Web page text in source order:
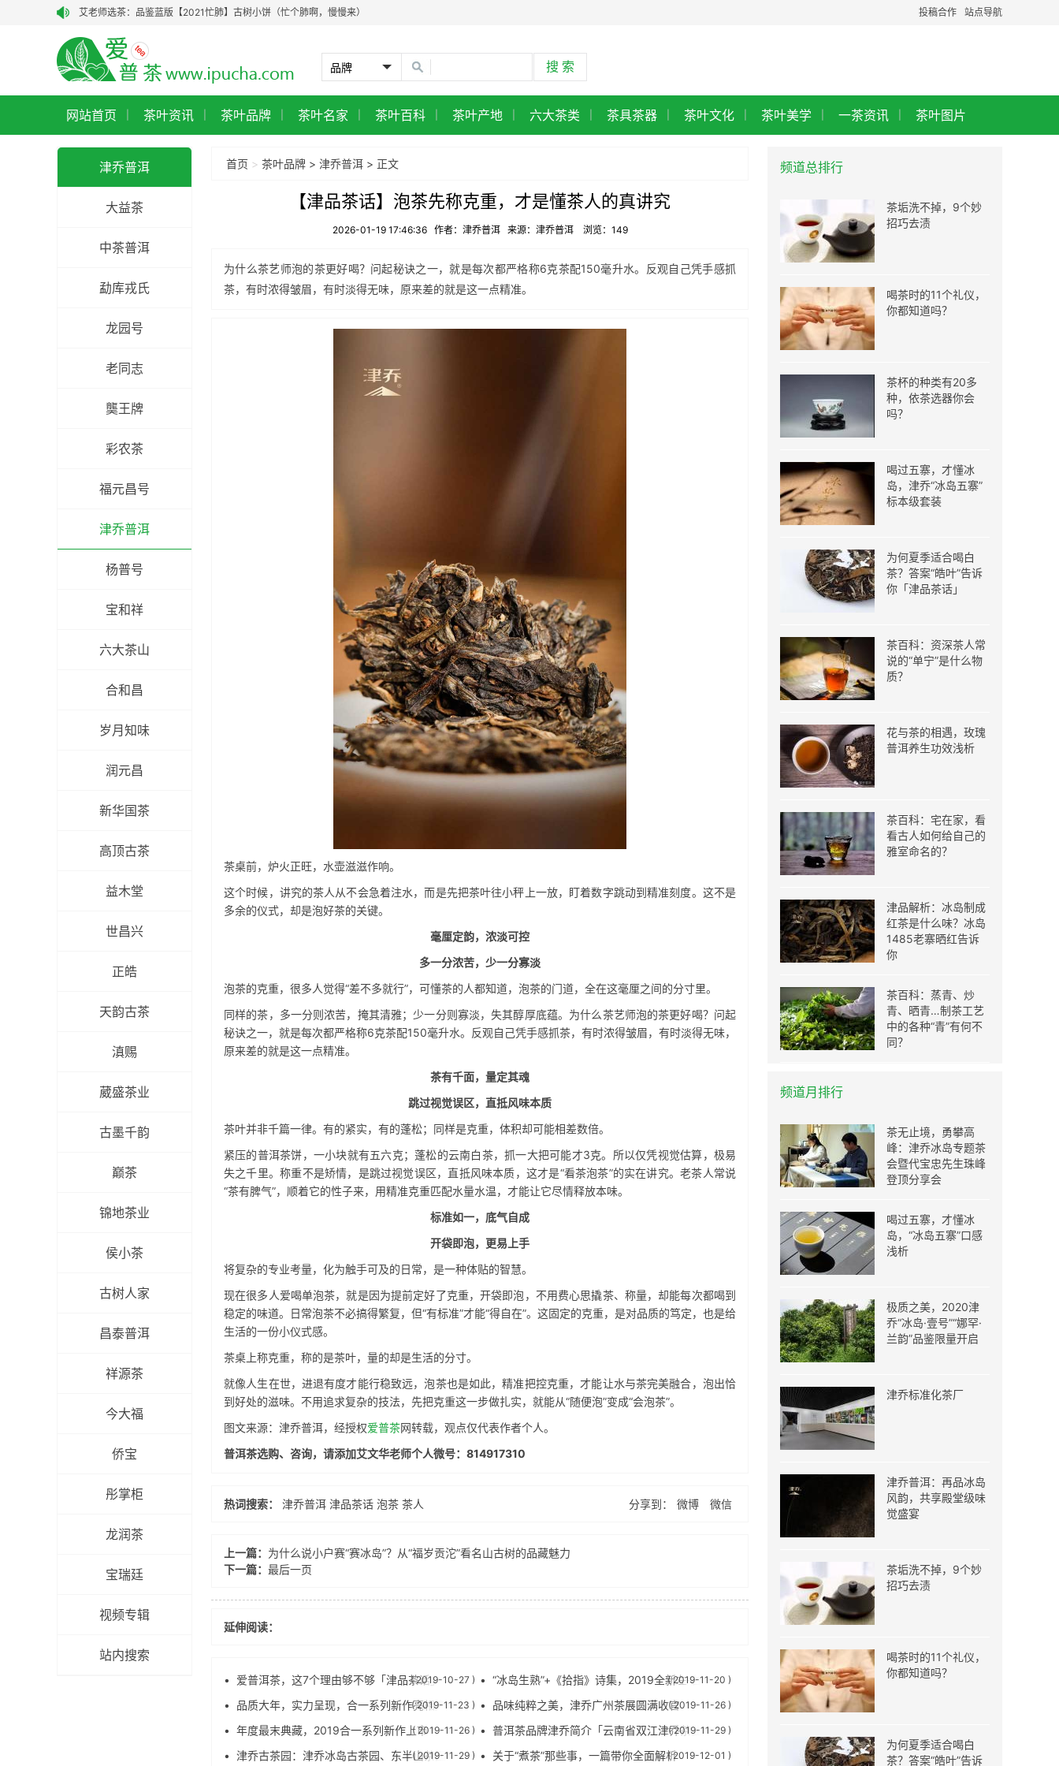
艾老师选茶：品鉴蓝版【2021忙肺】古树小饼（忙个肺啊，慢慢来）
艾老师选茶：品鉴老昆明茶厂90年代7542青饼‖
艾老师选茶：品鉴90年代1996年7542青饼
龑王牌：以真心制好茶，让每一口茶都有温度
【艾老师选茶·老茶聚珍阁】干仓药香vs港仓参韵：老茶聚珍阁经典普洱图鉴
勐海茶厂2001年大红印（101批）品鉴：一款入口即甜、体感通达的标杆老茶
小众·老茶·山野气｜私藏红印2015年薄荷塘古树茶，今日有样品鉴
艾老师选茶：芊芷源2020年醇和古树熟茶
站点导航
投稿合作
网站首页 茶叶资讯 茶叶品牌 茶叶名家 茶叶百科 茶叶产地 六大茶类 茶具茶器 茶叶文化 茶叶美学 一茶资讯 茶叶图片
津乔普洱
大益茶
中茶普洱
勐库戎氏
龙园号
老同志
龑王牌
彩农茶
福元昌号
津乔普洱
杨普号
宝和祥
六大茶山
合和昌
岁月知味
润元昌
新华国茶
高顶古茶
益木堂
世昌兴
正皓
天韵古茶
滇赐
葳盛茶业
古墨千韵
巅茶
锦地茶业
侯小茶
古树人家
昌泰普洱
祥源茶
今大福
侨宝
彤掌柜
龙润茶
宝瑞廷
视频专辑
站内搜索
首页 > 茶叶品牌 > 津乔普洱 > 正文
【津品茶话】泡茶先称克重，才是懂茶人的真讲究
2026-01-19 17:46:36 作者：津乔普洱 来源：津乔普洱 浏览： 149
为什么茶艺师泡的茶更好喝？问起秘诀之一，就是每次都严格称6克茶配150毫升水。反观自己凭手感抓
茶，有时浓得皱眉，有时淡得无味，原来差的就是这一点精准。
茶桌前，炉火正旺，水壶滋滋作响。
这个时候，讲究的茶人从不会急着注水，而是先把茶叶往小秤上一放，盯着数字跳动到精准刻度。这不是
多余的仪式，却是泡好茶的关键。
毫厘定韵，浓淡可控
多一分浓苦，少一分寡淡
泡茶的克重，很多人觉得“差不多就行”，可懂茶的人都知道，泡茶的门道，全在这毫厘之间的分寸里。
同样的茶，多一分则浓苦，掩其清雅；少一分则寡淡，失其醇厚底蕴。为什么茶艺师泡的茶更好喝？问起
秘诀之一，就是每次都严格称6克茶配150毫升水。反观自己凭手感抓茶，有时浓得皱眉，有时淡得无味，
原来差的就是这一点精准。
茶有千面，量定其魂
跳过视觉误区，直抵风味本质
茶叶并非千篇一律。有的紧实，有的蓬松；同样是克重，体积却可能相差数倍。
紧压的普洱茶饼，一小块就有五六克；蓬松的云南白茶，抓一大把可能才3克。所以仅凭视觉估算，极易
失之千里。称重不是矫情，是跳过视觉误区，直抵风味本质，这才是“看茶泡茶”的实在讲究。老茶人常说
“茶有脾气”，顺着它的性子来，用精准克重匹配水量水温，才能让它尽情释放本味。
标准如一，底气自成
开袋即泡，更易上手
将复杂的专业考量，化为触手可及的日常，是一种体贴的智慧。
现在很多人爱喝单泡茶，就是因为提前定好了克重，开袋即泡，不用费心思撬茶、称量，却能每次都喝到
稳定的味道。日常泡茶不必搞得繁复，但“有标准”才能“得自在”。这固定的克重，是对品质的笃定，也是给
生活的一份小仪式感。
茶桌上称克重，称的是茶叶，量的却是生活的分寸。
就像人生在世，进退有度才能行稳致远，泡茶也是如此，精准把控克重，才能让水与茶完美融合，泡出恰
到好处的滋味。不用追求复杂的技法，先把克重这一步做扎实，就能从“随便泡”变成“会泡茶”。
图文来源：津乔普洱，经授权爱普茶网转载，观点仅代表作者个人。
普洱茶选购、咨询，请添加艾文华老师个人微号：814917310
热词搜索： 津乔普洱 津品茶话 泡茶 茶人 分享到： 微博 微信
上一篇： 为什么说小户赛“赛冰岛”？从“福岁贡沱”看名山古树的品藏魅力
下一篇： 最后一页
延伸阅读：
• 爱普洱茶，这7个理由够不够「津品茶话」( 2019-10-27 ) • “冰岛生熟”+《拾指》诗集，2019全新左·右茶墨套
装限量发售
( 2019-11-20 )
• 品质大年，实力呈现，合一系列新作亮相广州，即
将上市
( 2019-11-23 ) • 品味纯粹之美，津乔广州茶展圆满收官( 2019-11-26 )
• 年度最末典藏，2019合一系列新作上市( 2019-11-26 ) • 普洱茶品牌津乔简介「云南省双江津乔茶业有限公
司」
( 2019-11-29 )
• 津乔古茶园：津乔冰岛古茶园、东半山茶园、勐库
( 2019-11-29 ) • 关于“煮茶”那些事，一篇带你全面解析( 2019-12-01 )
频道总排行
茶垢洗不掉，9个妙
招巧去渍
喝茶时的11个礼仪，
你都知道吗？
茶杯的种类有20多
种，依茶选器你会
吗？
喝过五寨，才懂冰
岛，津乔“冰岛五寨”
标本级套装
为何夏季适合喝白
茶？答案“皓叶”告诉
你「津品茶话」
茶百科：资深茶人常
说的“单宁”是什么物
质？
花与茶的相遇，玫瑰
普洱养生功效浅析
茶百科：宅在家，看
看古人如何给自己的
雅室命名的？
津品解析：冰岛制成
红茶是什么味？冰岛
1485老寨晒红告诉
你
茶百科：蒸青、炒
青、晒青…制茶工艺
中的各种“青”有何不
同？
频道月排行
茶无止境，勇攀高
峰：津乔冰岛专题茶
会暨代宝忠先生珠峰
登顶分享会
喝过五寨，才懂冰
岛，“冰岛五寨”口感
浅析
极质之美，2020津
乔“冰岛·壹号”“娜罕·
兰韵”品鉴限量开启
津乔标准化茶厂
津乔普洱：再品冰岛
风韵，共享殿堂级味
觉盛宴
茶垢洗不掉，9个妙
招巧去渍
喝茶时的11个礼仪，
你都知道吗？
为何夏季适合喝白
茶？答案“皓叶”告诉